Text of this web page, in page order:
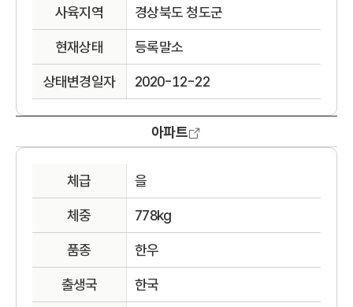
사육지역 경상북도 청도군
현재상태 등록말소
상태변경일자 2020-12-22
아파트
체급 을
체중 778kg
품종 한우
출생국 한국